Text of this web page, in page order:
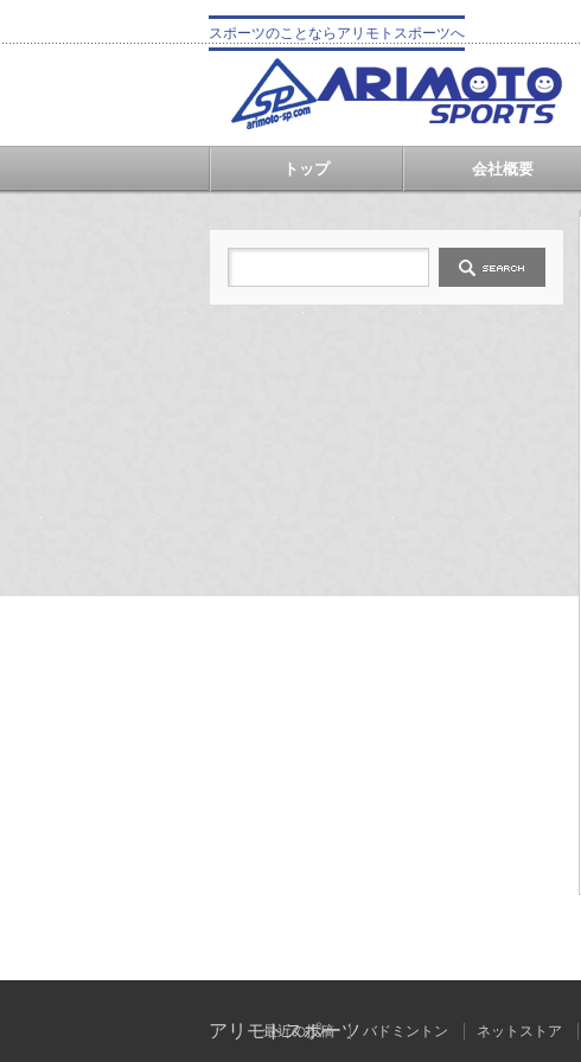
スポーツのことならアリモトスポーツへ
トップ 会社概要
アリモトスポーツ
最近の投稿 バドミントン ネットストア